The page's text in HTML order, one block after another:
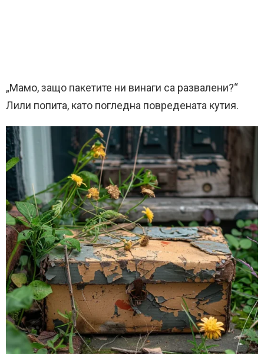
„Мамо, защо пакетите ни винаги са развалени?“
Лили попита, като погледна повредената кутия.